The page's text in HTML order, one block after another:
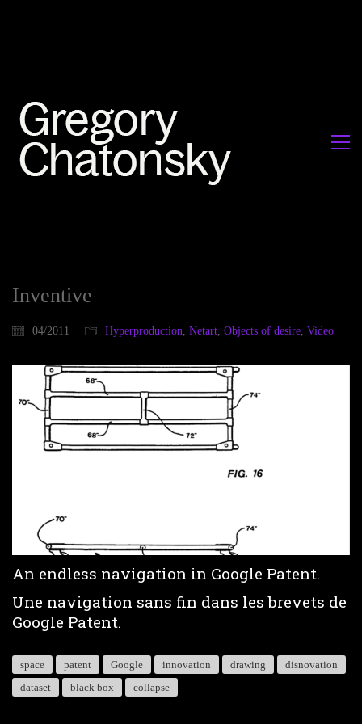
Inventive
04/2011 Hyperproduction, Netart, Objects of desire, Video
An endless navigation in Google Patent.
Une navigation sans fin dans les brevets de
Google Patent.
space patent Google innovation drawing
disnovation
dataset
black box collapse